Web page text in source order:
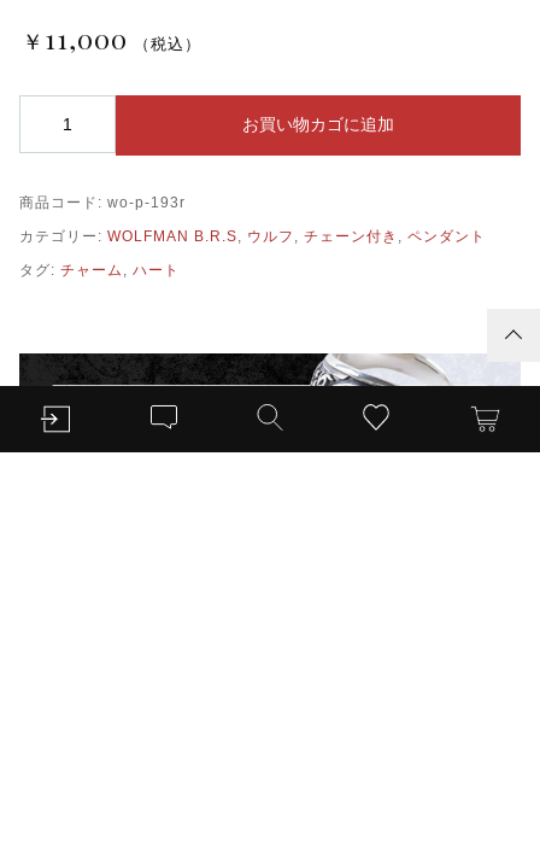
￥ 11,000 （税込）
WOLFMAN
フ
ハ
ト
193r)
お買い物カゴに追加
商品コード: wo-p-193r
カテゴリー: WOLFMAN B.R.S, ウルフ , チェーン付き , ペンダント
タグ: チャーム , ハート